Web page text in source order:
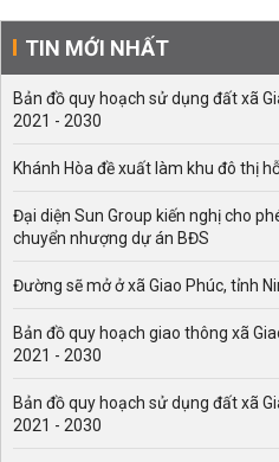
TIN MỚI NHẤT
Bản đồ quy hoạch sử dụng đất xã
2021 - 2030
Khánh Hòa đề xuất làm khu đô thị
Đại diện Sun Group kiến nghị cho
chuyển nhượng dự án BĐS
Đường sẽ mở ở xã Giao Phúc, tỉnh
Bản đồ quy hoạch giao thông xã
2021 - 2030
Bản đồ quy hoạch sử dụng đất xã
2021 - 2030